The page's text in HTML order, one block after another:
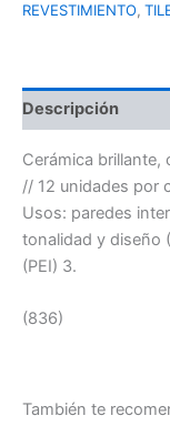
REVESTIMIENTO,
Descripción
Cerámica brillante,
// 12 unidades por
Usos: paredes
tonalidad y diseño
(PEI) 3.
(836)
También te